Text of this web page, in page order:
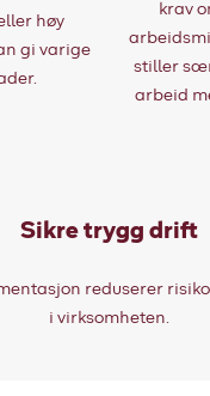
høy
gi varige
krav
stiller
arbeid
Sikre trygg drift
reduserer
i virksomheten.